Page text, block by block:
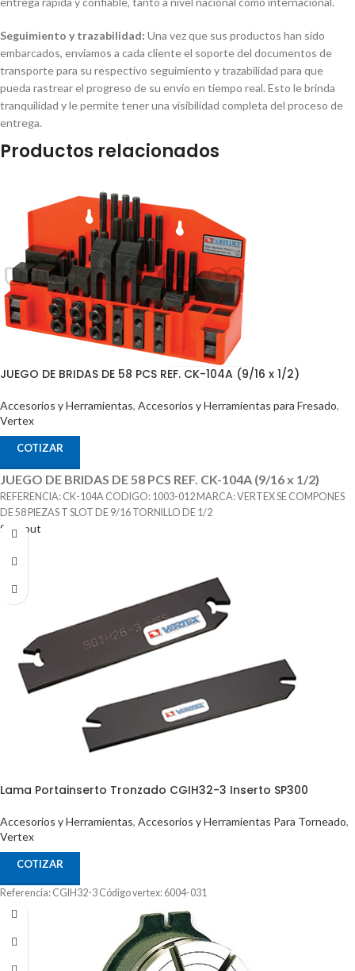
Seguimiento y trazabilidad: Una vez que sus productos han sido
embarcados, enviamos a cada cliente el soporte del documentos de
transporte para su respectivo seguimiento y trazabilidad para que
pueda rastrear el progreso de su envío en tiempo real. Esto le brinda
tranquilidad y le permite tener una visibilidad completa del proceso de
entrega.
Productos relacionados
JUEGO DE BRIDAS DE 58 PCS REF. CK-104A (9/16 x 1/2)
Accesorios y Herramientas, Accesorios y Herramientas para Fresado,
Vertex
COTIZAR
JUEGO DE BRIDAS DE 58 PCS REF. CK-104A (9/16 x 1/2)
REFERENCIA: CK-104A CODIGO: 1003-012 MARCA: VERTEX SE COMPONES
DE 58 PIEZAS T SLOT DE 9/16 TORNILLO DE 1/2
Sold out
Lama Portainserto Tronzado CGIH32-3 Inserto SP300
Accesorios y Herramientas, Accesorios y Herramientas Para Torneado,
Vertex
COTIZAR
Referencia: CGIH32-3 Código vertex: 6004-031